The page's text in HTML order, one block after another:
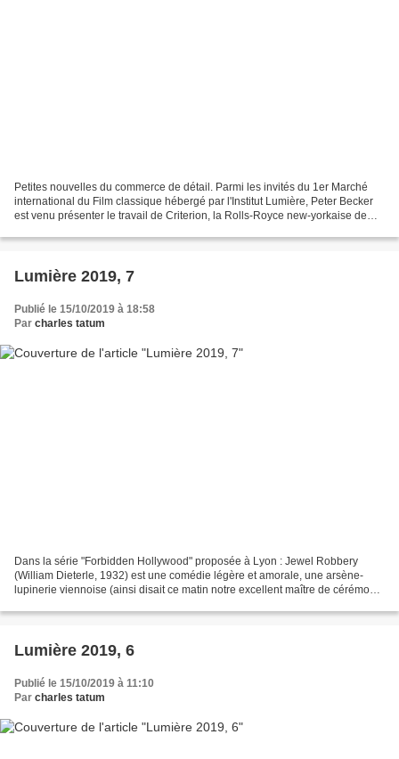
Petites nouvelles du commerce de détail. Parmi les invités du 1er Marché
international du Film classique hébergé par l'Institut Lumière, Peter Becker
est venu présenter le travail de Criterion, la Rolls-Royce new-yorkaise de
Lumière 2019, 7
Publié le 15/10/2019 à 18:58
Par charles tatum
Dans la série "Forbidden Hollywood" proposée à Lyon : Jewel Robbery
(William Dieterle, 1932) est une comédie légère et amorale, une arsène-
lupinerie viennoise (ainsi disait ce matin notre excellent maître de cérémonie
Lumière 2019, 6
Publié le 15/10/2019 à 11:10
Par charles tatum